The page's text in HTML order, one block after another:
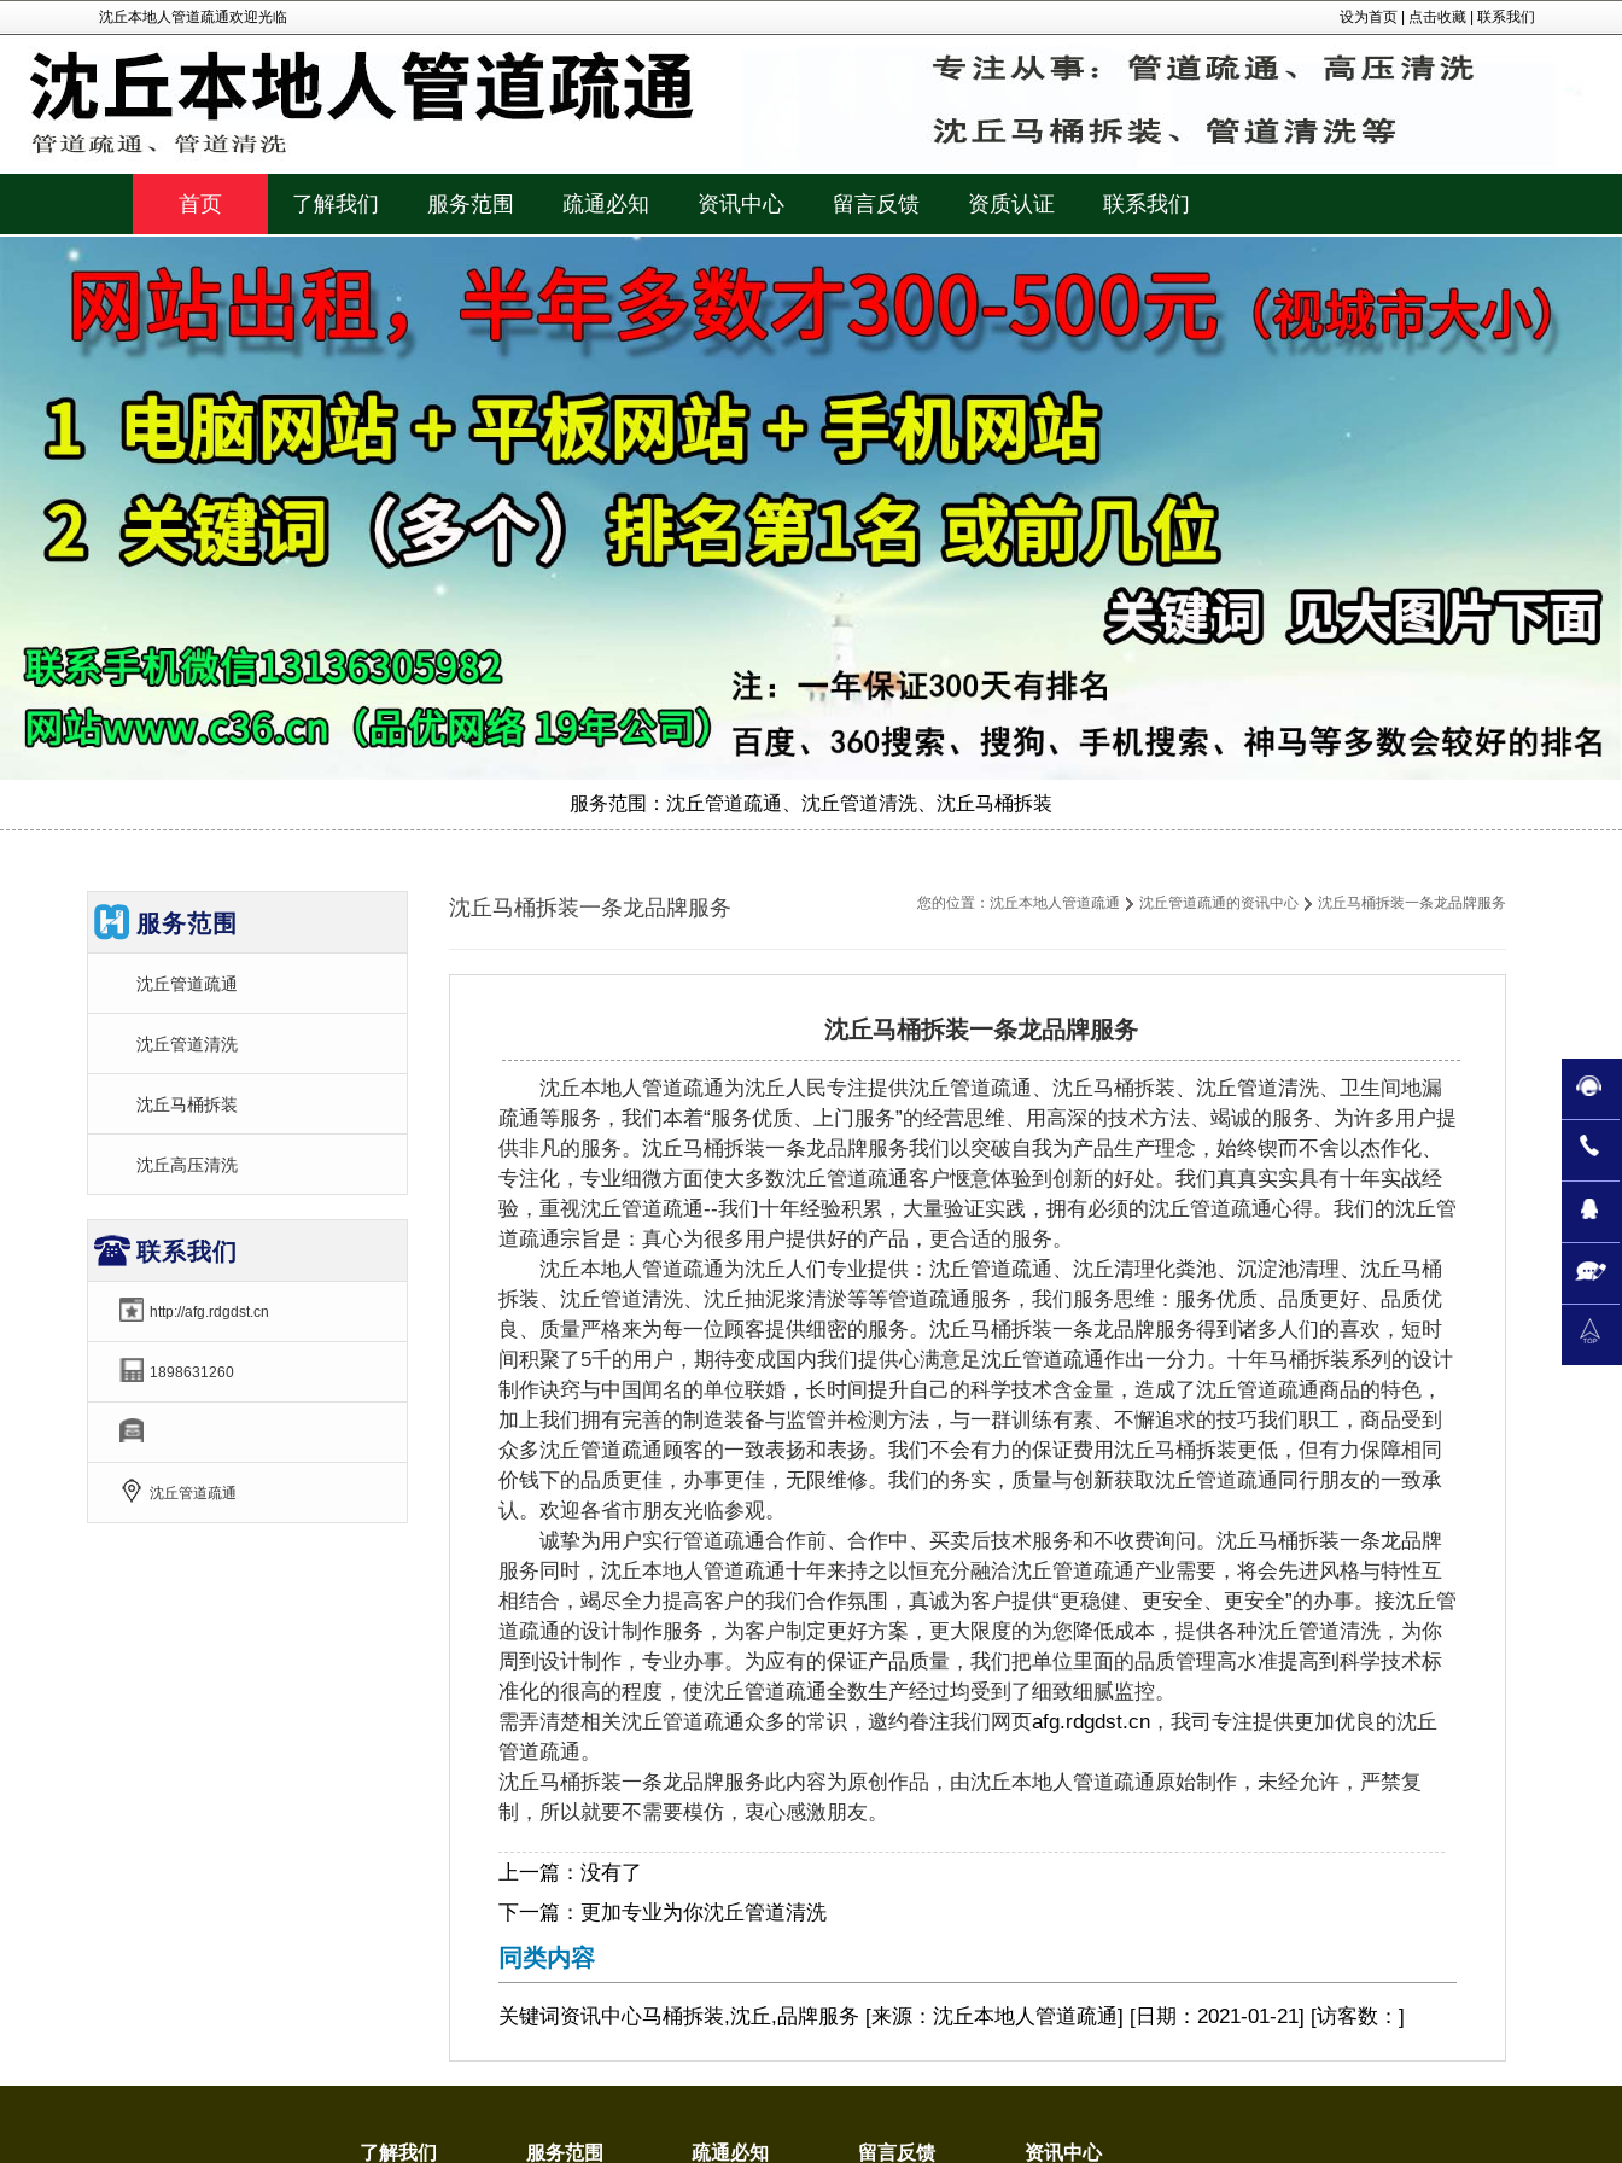
沈丘本地人管道疏通欢迎光临 设为首页 点击收藏 联系我们
首页 了解我们 服务范围 疏通必知 资讯中心 留言反馈 资质认证 联系我们
服务范围：沈丘管道疏通、沈丘管道清洗、沈丘马桶拆装
沈丘马桶拆装一条龙品牌服务 您的位置： 沈丘本地人管道疏通 沈丘管道疏通的资讯中心 沈丘马桶拆装一条龙品牌服务
沈丘马桶拆装一条龙品牌服务
沈丘本地人管道疏通为沈丘人民专注提供沈丘管道疏通、沈丘马桶拆装、沈丘管道清洗、卫生间地漏
疏通等服务，我们本着“服务优质、上门服务”的经营思维、用高深的技术方法、竭诚的服务、为许多用户提
供非凡的服务。沈丘马桶拆装一条龙品牌服务我们以突破自我为产品生产理念，始终锲而不舍以杰作化、
专注化，专业细微方面使大多数沈丘管道疏通客户惬意体验到创新的好处。我们真真实实具有十年实战经
验，重视沈丘管道疏通--我们十年经验积累，大量验证实践，拥有必须的沈丘管道疏通心得。我们的沈丘管
道疏通宗旨是：真心为很多用户提供好的产品，更合适的服务。
沈丘本地人管道疏通为沈丘人们专业提供：沈丘管道疏通、沈丘清理化粪池、沉淀池清理、沈丘马桶
拆装、沈丘管道清洗、沈丘抽泥浆清淤等等管道疏通服务，我们服务思维：服务优质、品质更好、品质优
良、质量严格来为每一位顾客提供细密的服务。沈丘马桶拆装一条龙品牌服务得到诸多人们的喜欢，短时
间积聚了5千的用户，期待变成国内我们提供心满意足沈丘管道疏通作出一分力。十年马桶拆装系列的设计
制作诀窍与中国闻名的单位联婚，长时间提升自己的科学技术含金量，造成了沈丘管道疏通商品的特色，
加上我们拥有完善的制造装备与监管并检测方法，与一群训练有素、不懈追求的技巧我们职工，商品受到
众多沈丘管道疏通顾客的一致表扬和表扬。我们不会有力的保证费用沈丘马桶拆装更低，但有力保障相同
价钱下的品质更佳，办事更佳，无限维修。我们的务实，质量与创新获取沈丘管道疏通同行朋友的一致承
认。欢迎各省市朋友光临参观。
诚挚为用户实行管道疏通合作前、合作中、买卖后技术服务和不收费询问。沈丘马桶拆装一条龙品牌
服务同时，沈丘本地人管道疏通十年来持之以恒充分融洽沈丘管道疏通产业需要，将会先进风格与特性互
相结合，竭尽全力提高客户的我们合作氛围，真诚为客户提供“更稳健、更安全、更安全”的办事。接沈丘管
道疏通的设计制作服务，为客户制定更好方案，更大限度的为您降低成本，提供各种沈丘管道清洗，为你
周到设计制作，专业办事。为应有的保证产品质量，我们把单位里面的品质管理高水准提高到科学技术标
准化的很高的程度，使沈丘管道疏通全数生产经过均受到了细致细腻监控。
需弄清楚相关沈丘管道疏通众多的常识，邀约眷注我们网页afg.rdgdst.cn ，我司专注提供更加优良的沈丘
管道疏通。
沈丘马桶拆装一条龙品牌服务此内容为原创作品，由沈丘本地人管道疏通原始制作，未经允许，严禁复
制，所以就要不需要模仿，衷心感激朋友。
上一篇：没有了
下一篇： 更加专业为你沈丘管道清洗
同类内容
关键词 资讯中心马桶拆装,沈丘,品牌服务 [来源：沈丘本地人管道疏通] [日期：2021-01-21] [访客数： ]
服务范围
沈丘管道疏通
沈丘管道清洗
沈丘马桶拆装
沈丘高压清洗
联系我们
http://afg.rdgdst.cn
1898631260
沈丘管道疏通
了解我们 服务范围 疏通必知 留言反馈 资讯中心